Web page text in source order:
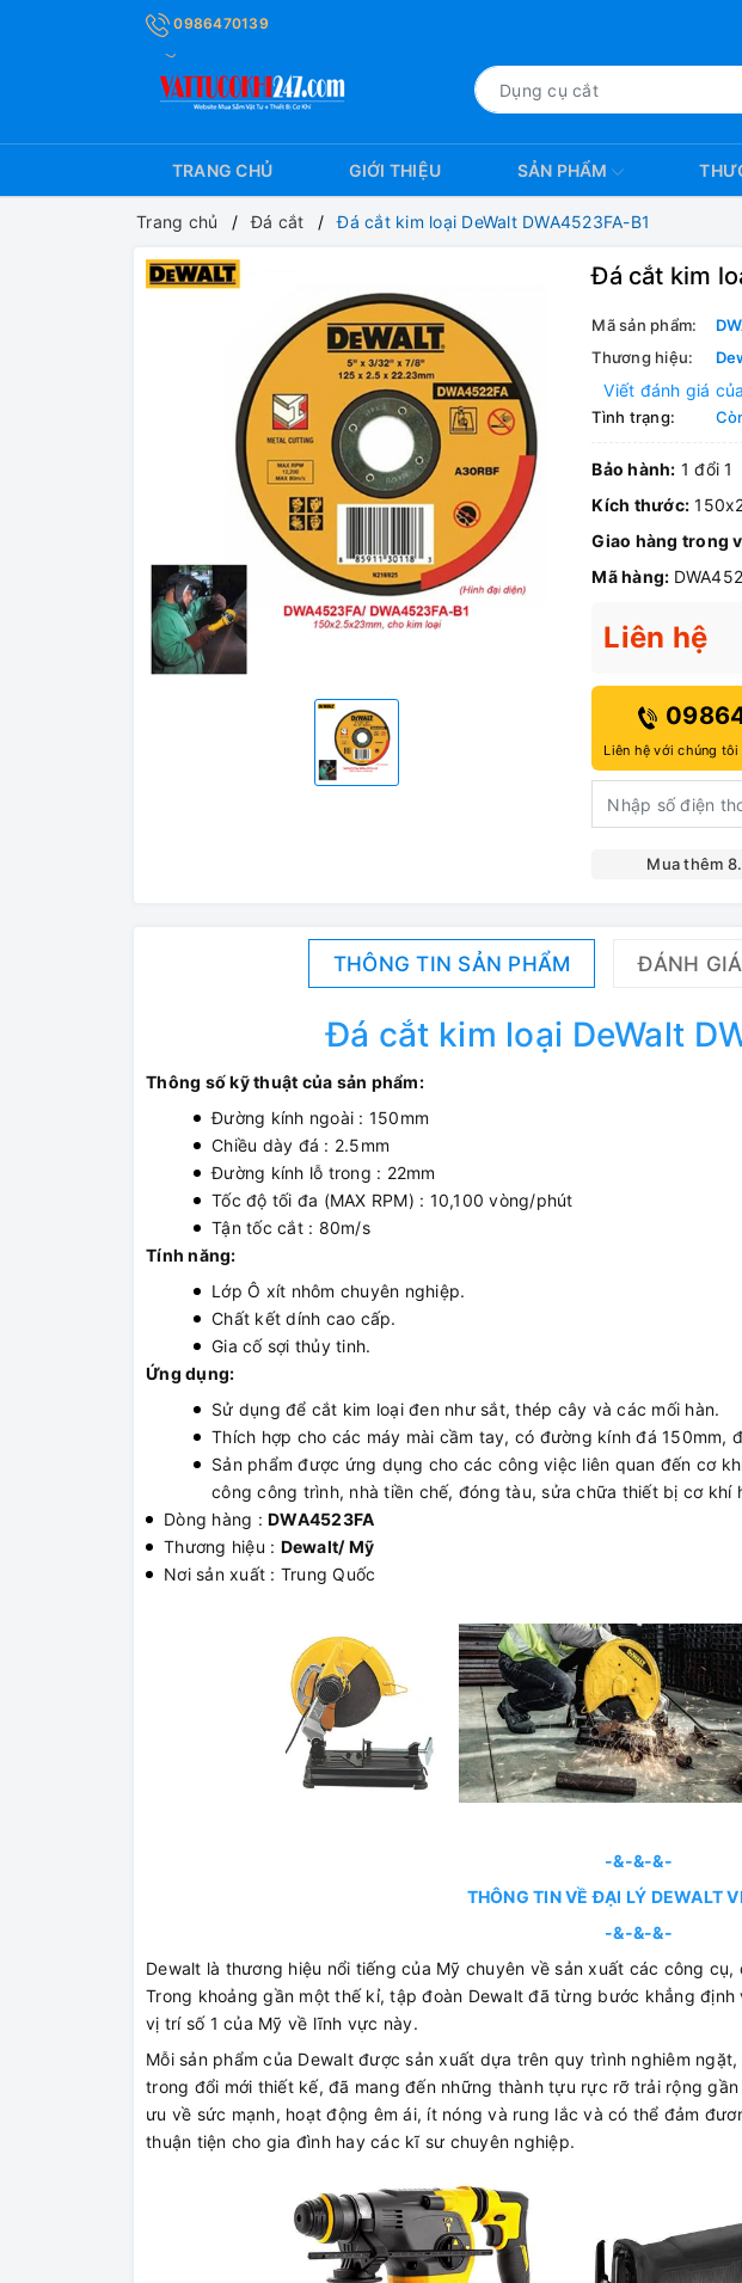
0986470139
TRANG CHỦ GIỚI THIỆU SẢN PHẨM
Trang chủ Đá cắt Đá cắt kim loại DeWalt DWA4523FA-B1
Đá cắt kim
Mã sản phẩm:
Thương hiệu:
Viết đánh giá
Tình trạng:
Bảo hành: 1 đổi 1
Kích thước:
Giao hàng trong
Mã hàng:
Liên hệ
Liên hệ với chúng
Mua thêm
THÔNG TIN SẢN PHẨM ĐÁNH
Đá cắt kim loại DeWalt
Thông số kỹ thuật của sản phẩm:
Đường kính ngoài : 150mm
Chiều dày đá : 2.5mm
Đường kính lỗ trong : 22mm
Tốc độ tối đa (MAX RPM) : 10,100 vòng/phút
Tận tốc cắt : 80m/s
Tính năng:
Lớp Ô xít nhôm chuyên nghiệp.
Chất kết dính cao cấp.
Gia cố sợi thủy tinh.
Ứng dụng:
Sử dụng để cắt kim loại đen như sắt, thép cây và các mối hàn.
Thích hợp cho các máy mài cầm tay, có đường kính đá 150mm,
Sản phẩm được ứng dụng cho các công việc liên quan đến cơ
công công trình, nhà tiền chế, đóng tàu, sửa chữa thiết bị cơ khí
Dòng hàng : DWA4523FA
Thương hiệu : Dewalt/ Mỹ
Nơi sản xuất : Trung Quốc
-&-&-&-
THÔNG TIN VỀ ĐẠI LÝ DEWALT
-&-&-&-
Dewalt là thương hiệu nổi tiếng của Mỹ chuyên về sản xuất các công
Trong khoảng gần một thế kỉ, tập đoàn Dewalt đã từng bước khẳng
vị trí số 1 của Mỹ về lĩnh vực này.
Mỗi sản phẩm của Dewalt được sản xuất dựa trên quy trình nghiêm
trong đổi mới thiết kế, đã mang đến những thành tựu rực rỡ trải rộng
ưu về sức mạnh, hoạt động êm ái, ít nóng và rung lắc và có thể đảm
thuận tiện cho gia đình hay các kĩ sư chuyên nghiệp.